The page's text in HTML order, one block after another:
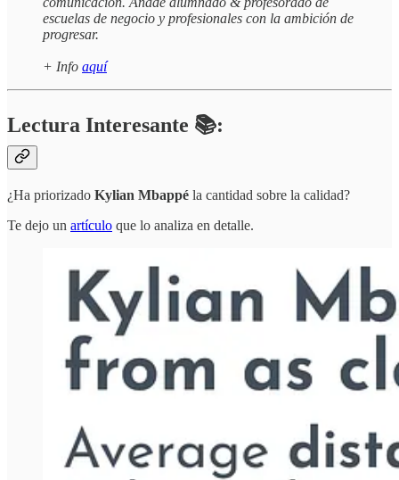
escuelas de negocio y profesionales con la ambición de
progresar.
+ Info aquí
Lectura Interesante 📚:
¿Ha priorizado Kylian Mbappé la cantidad sobre la calidad?
Te dejo un artículo que lo analiza en detalle.